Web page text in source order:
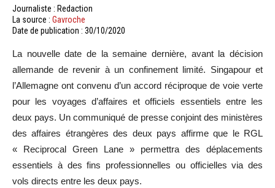
Journaliste : Redaction
La source : Gavroche
Date de publication : 30/10/2020
La nouvelle date de la semaine dernière, avant la décision
allemande de revenir à un confinement limité. Singapour et
l’Allemagne ont convenu d’un accord réciproque de voie verte
pour les voyages d’affaires et officiels essentiels entre les
deux pays. Un communiqué de presse conjoint des ministères
des affaires étrangères des deux pays affirme que le RGL
« Reciprocal Green Lane » permettra des déplacements
essentiels à des fins professionnelles ou officielles via des
vols directs entre les deux pays.